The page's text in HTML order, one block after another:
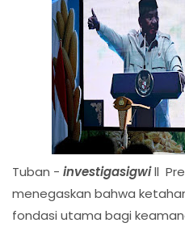
Tuban - investigasigwill
menegaskan bahwa
fondasi utama bagi